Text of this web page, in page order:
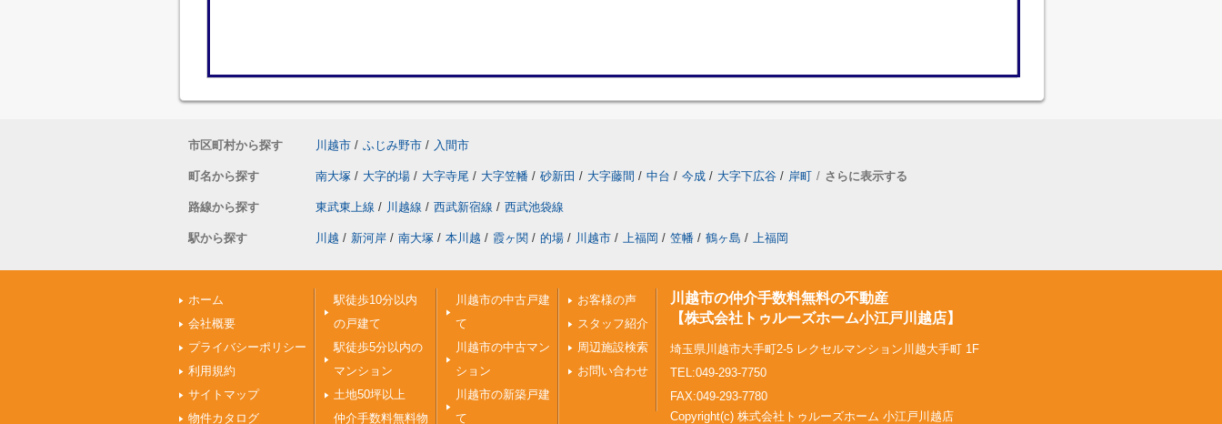
市区町村から探す 川越市 / ふじみ野市 / 入間市
町名から探す 南大塚 / 大字的場 / 大字寺尾 / 大字笠幡 / 砂新田 / 大字藤間 / 中台 / 今成 / 大字下広谷 / 岸町 さらに表示する
路線から探す 東武東上線 / 川越線 / 西武新宿線 / 西武池袋線
駅から探す 川越 / 新河岸 / 南大塚 / 本川越 / 霞ヶ関 / 的場 / 川越市 / 上福岡 / 笠幡 / 鶴ヶ島 / 上福岡
ホーム
会社概要
プライバシーポリシー
利用規約
サイトマップ
物件カタログ
駅徒歩10分以内
の戸建て
駅徒歩5分以内の
マンション
土地50坪以上
仲介手数料無料物
川越市の中古戸建
て
川越市の中古マン
ション
川越市の新築戸建
て
お客様の声
スタッフ紹介
周辺施設検索
お問い合わせ
川越市の仲介手数料無料の不動産
【株式会社トゥルーズホーム小江戸川越店】
埼玉県川越市大手町2-5 レクセルマンション川越大手町 1F
TEL:049-293-7750
FAX:049-293-7780
Copyright(c) 株式会社トゥルーズホーム 小江戸川越店